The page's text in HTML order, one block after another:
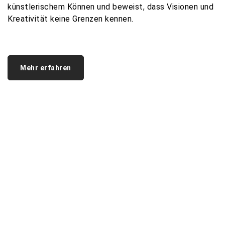
künstlerischem Können und beweist, dass Visionen und
Kreativität keine Grenzen kennen.
Mehr erfahren